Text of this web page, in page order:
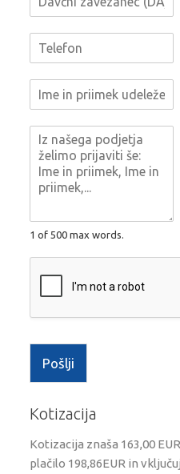
1 of 500 max words.
Pošlji
Kotizacija
Kotizacija znaša 163,00
plačilo 198,86EUR in